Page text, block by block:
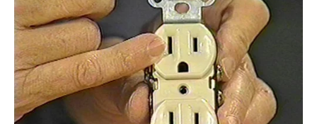
Vaso de plantas decorado
com tecido